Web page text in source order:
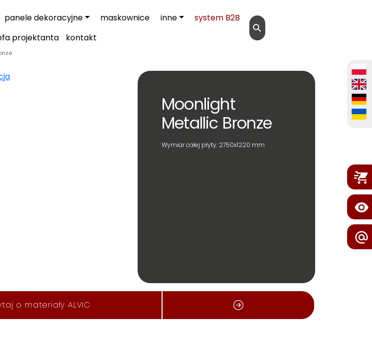
panele dekoracyjne maskownice inne
system B2B
projektanta kontakt
⚲
Moonlight
Metallic Bronze
Wymiar całej płyty: 2750x1220 mm
o materiały ALVIC